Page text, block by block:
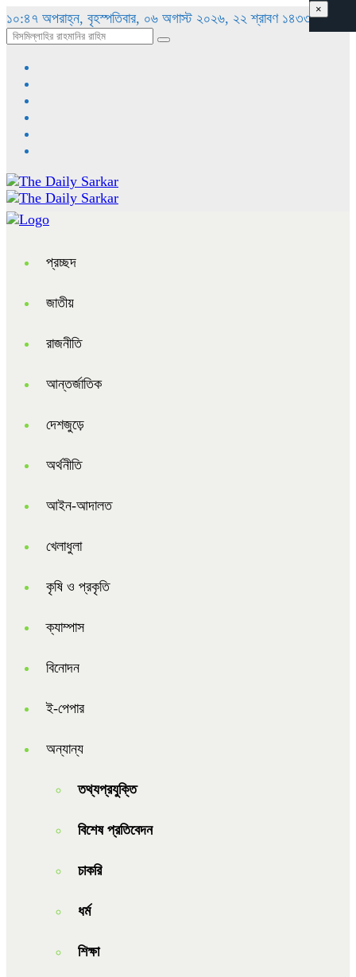
১০:৪৭ অপরাহ্ন, বৃহস্পতিবার, ০৬ অগাস্ট ২০২৬, ২২ শ্রাবণ ১৪৩৩ বঙ্গাব্দ
প্রচ্ছদ
জাতীয়
রাজনীতি
আন্তর্জাতিক
দেশজুড়ে
অর্থনীতি
আইন-আদালত
খেলাধুলা
কৃষি ও প্রকৃতি
ক্যাম্পাস
বিনোদন
ই-পেপার
অন্যান্য
তথ্যপ্রযুক্তি
বিশেষ প্রতিবেদন
চাকরি
ধর্ম
শিক্ষা
×